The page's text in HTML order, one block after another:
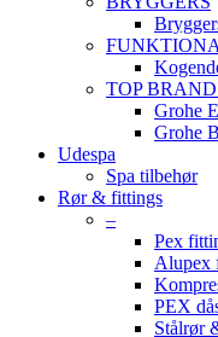
TOP
Grohe
Grohe
Udespa
Spa tilbehør
Rør & fittings
–
Pex
Alupex
PEX
Stålrør